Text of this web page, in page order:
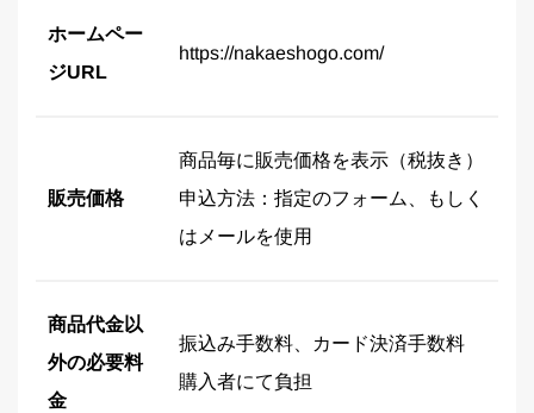
ホームペー
ジURL
https://nakaeshogo.com/
販売価格
商品毎に販売価格を表示（税抜き）
申込方法：指定のフォーム、もしく
はメールを使用
商品代金以
外の必要料
金
振込み手数料、カード決済手数料
購入者にて負担